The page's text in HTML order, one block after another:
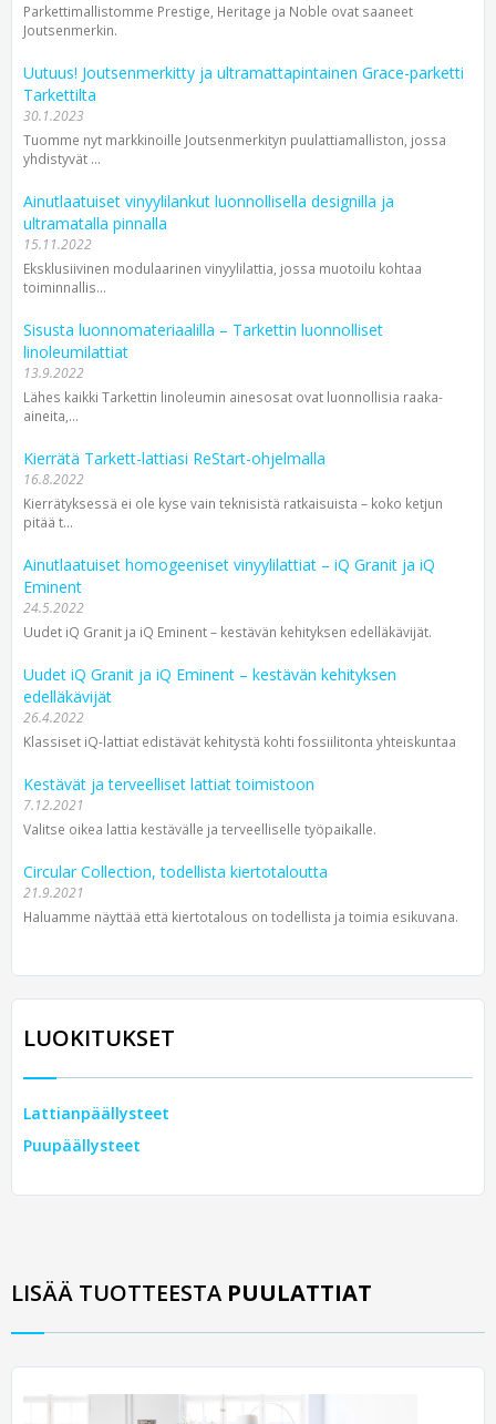
Parkettimallistomme Prestige, Heritage ja Noble ovat saaneet
Joutsenmerkin.
Uutuus! Joutsenmerkitty ja ultramattapintainen Grace-parketti
Tarkettilta
30.1.2023
Tuomme nyt markkinoille Joutsenmerkityn puulattiamalliston, jossa
yhdistyvät ...
Ainutlaatuiset vinyylilankut luonnollisella designilla ja
ultramatalla pinnalla
15.11.2022
Eksklusiivinen modulaarinen vinyylilattia, jossa muotoilu kohtaa
toiminnallis...
Sisusta luonnomateriaalilla – Tarkettin luonnolliset
linoleumilattiat
13.9.2022
Lähes kaikki Tarkettin linoleumin ainesosat ovat luonnollisia raaka-
aineita,...
Kierrätä Tarkett-lattiasi ReStart-ohjelmalla
16.8.2022
Kierrätyksessä ei ole kyse vain teknisistä ratkaisuista – koko ketjun
pitää t...
Ainutlaatuiset homogeeniset vinyylilattiat – iQ Granit ja iQ
Eminent
24.5.2022
Uudet iQ Granit ja iQ Eminent – kestävän kehityksen edelläkävijät.
Uudet iQ Granit ja iQ Eminent – kestävän kehityksen
edelläkävijät
26.4.2022
Klassiset iQ-lattiat edistävät kehitystä kohti fossiilitonta yhteiskuntaa
Kestävät ja terveelliset lattiat toimistoon
7.12.2021
Valitse oikea lattia kestävälle ja terveelliselle työpaikalle.
Circular Collection, todellista kiertotaloutta
21.9.2021
Haluamme näyttää että kiertotalous on todellista ja toimia esikuvana.
LUOKITUKSET
Lattianpäällysteet
Puupäällysteet
LISÄÄ TUOTTEESTA PUULATTIAT